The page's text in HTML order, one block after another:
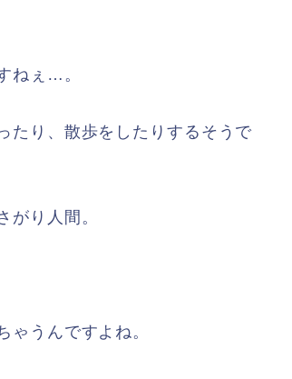
ねぇ…。
たり、散歩をしたりするそうで
がり人間。
うんですよね。